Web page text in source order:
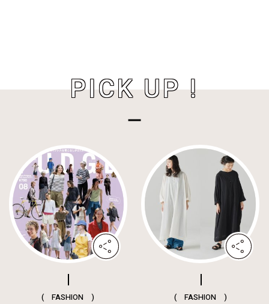
PICK UP !
( FASHION ) ( FASHION )